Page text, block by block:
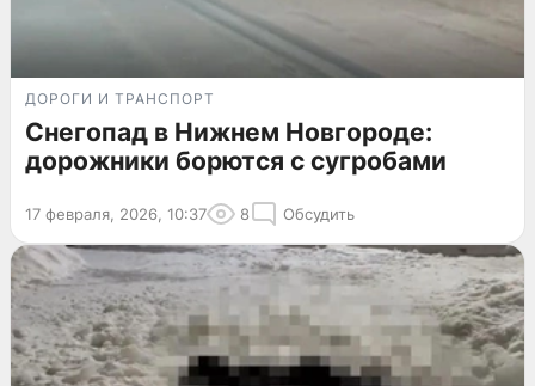
ДОРОГИ И ТРАНСПОРТ
Снегопад в Нижнем Новгороде:
дорожники борются с сугробами
17 февраля, 2026, 10:37 8 Обсудить